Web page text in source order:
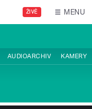
ŽIVĚ MENU
AUDIOARCHIV KAMERY